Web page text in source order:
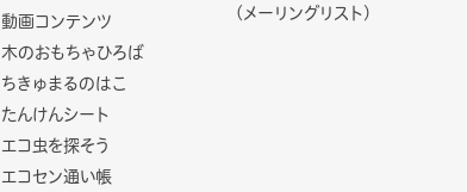
動画コンテンツ
木のおもちゃひろば
ちきゅまるのはこ
たんけんシート
エコ虫を探そう
エコセン通い帳
(メーリングリスト)